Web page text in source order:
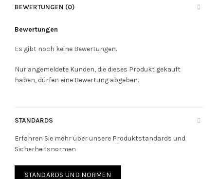
BEWERTUNGEN (0)
Bewertungen
Es gibt noch keine Bewertungen.
Nur angemeldete Kunden, die dieses Produkt gekauft
haben, dürfen eine Bewertung abgeben.
STANDARDS
Erfahren Sie mehr über unsere Produktstandards und
Sicherheitsnormen
STANDARDS UND NORMEN